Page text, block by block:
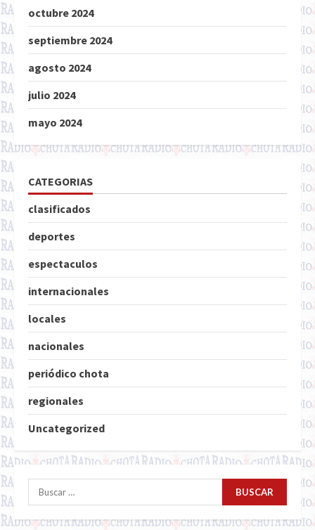
octubre 2024
septiembre 2024
agosto 2024
julio 2024
mayo 2024
CATEGORIAS
clasificados
deportes
espectaculos
internacionales
locales
nacionales
periódico chota
regionales
Uncategorized
Buscar: